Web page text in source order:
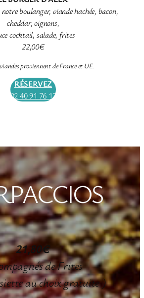
boulanger, viande hachée, bacon,
cheddar, oignons,
cocktail, salade, frites
22,00€
proviennent de France et UE.
RÉSERVEZ
02 40 91 76 17
21,80€
de Frites
au choix gratuite )